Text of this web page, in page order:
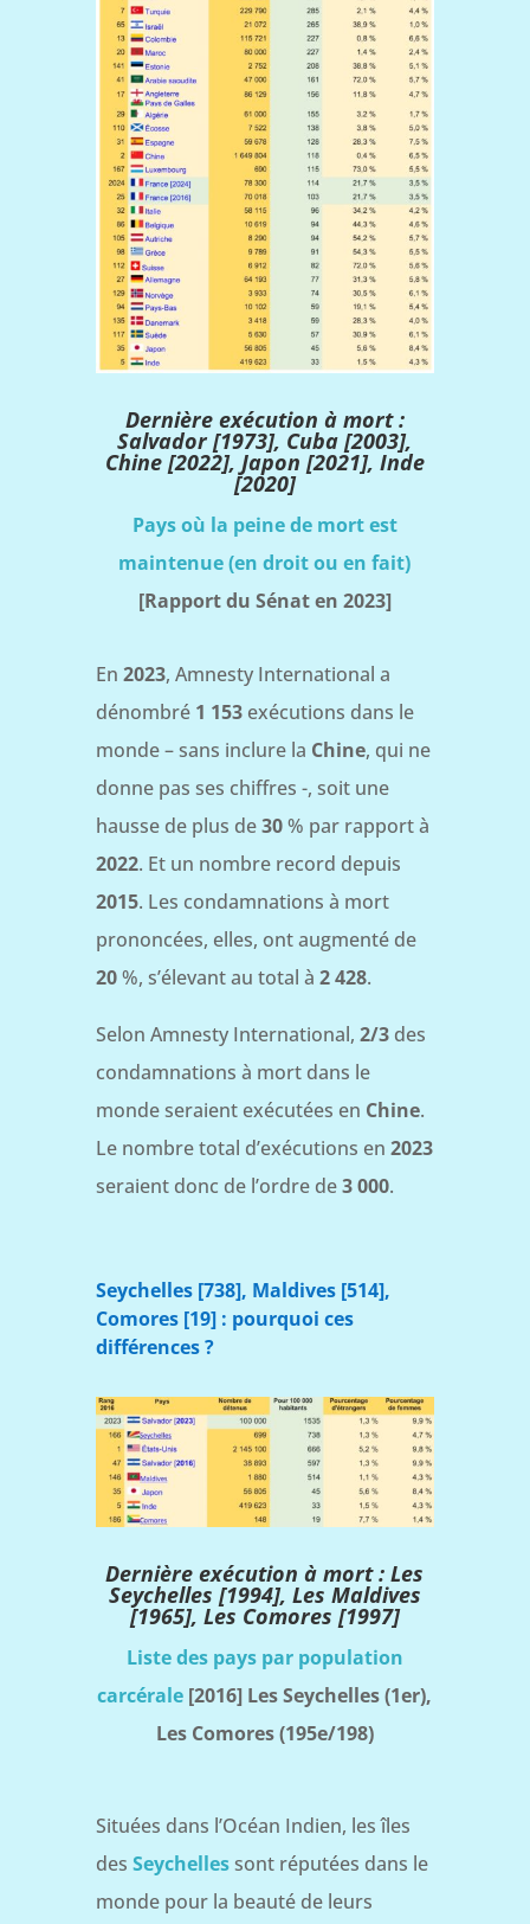
Dernière exécution à mort :
Salvador [1973], Cuba [2003],
Chine [2022], Japon [2021], Inde
[2020]
Pays où la peine de mort est
maintenue (en droit ou en fait)
[Rapport du Sénat en 2023]
En 2023, Amnesty International a
dénombré 1 153exécutions dans le
monde – sans inclure la Chine, qui ne
donne pas ses chiffres -, soit une
hausse de plus de30% par rapport à
2022. Et un nombre record depuis
2015. Les condamnations à mort
prononcées, elles, ont augmenté de
20%, s’élevant au total à 2 428.
Selon Amnesty International, 2/3des
condamnations à mort dans le
monde seraient exécutées en Chine.
Le nombre total d’exécutions en 2023
seraient donc de l’ordre de3 000.
Seychelles [738], Maldives [514],
Comores [19]: pourquoi ces
différences ?
Dernière exécution à mort : Les
Seychelles [1994], Les Maldives
[1965], Les Comores [1997]
Liste des pays par population
carcérale [2016] Les Seychelles (1er),
Les Comores (195e/198)
Situées dans l’Océan Indien, les îles
des Seychellessont réputées dans le
monde pour la beauté de leurs